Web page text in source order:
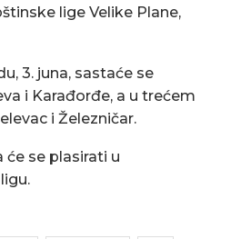
lige Velike Plane,
3. juna, sastaće se
i Karađorđe, a u trećem
i Železničar.
će se plasirati u